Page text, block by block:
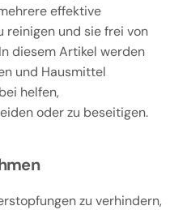
effektive
reinigen und sie frei von
diesem Artikel werden
und Hausmittel
helfen,
oder zu beseitigen.
zu verhindern,